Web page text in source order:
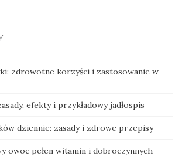
zdrowotne korzyści i zastosowanie w
efekty i przykładowy jadłospis
dziennie: zasady i zdrowe przepisy
owoc pełen witamin i dobroczynnych